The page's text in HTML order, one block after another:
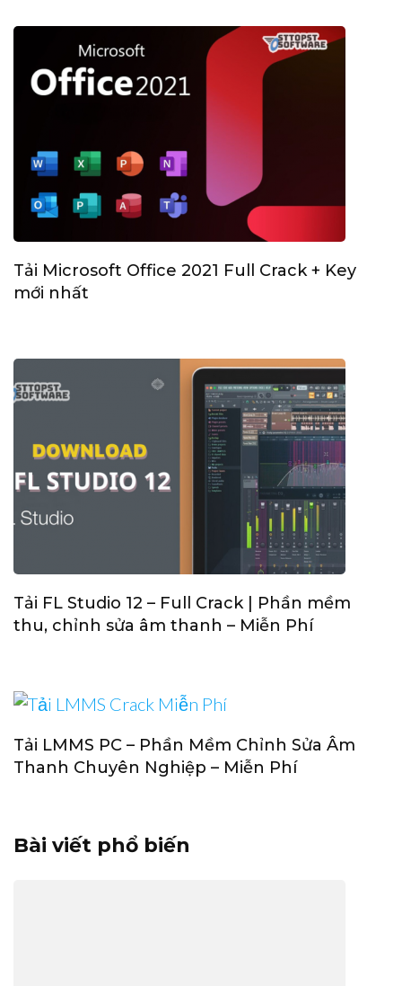
Tải Microsoft Office 2021 Full Crack + Key
mới nhất
Tải FL Studio 12 – Full Crack | Phần mềm
thu, chỉnh sửa âm thanh – Miễn Phí
Tải LMMS PC – Phần Mềm Chỉnh Sửa Âm
Thanh Chuyên Nghiệp – Miễn Phí
Bài viết phổ biến